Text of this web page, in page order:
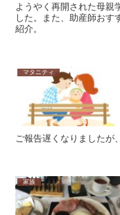
ようやく再開された母親
した。また、助産師おす
紹介。
マタニティ
ご報告遅くなりましたが
家族